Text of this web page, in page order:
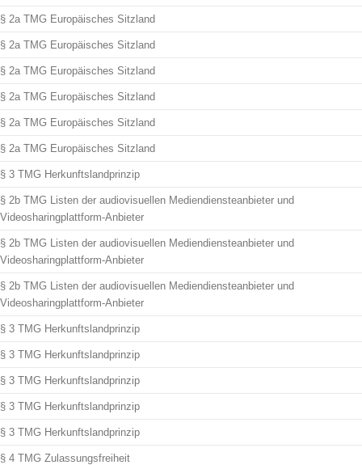
§ 2a TMG Europäisches Sitzland
§ 2a TMG Europäisches Sitzland
§ 2a TMG Europäisches Sitzland
§ 2a TMG Europäisches Sitzland
§ 2a TMG Europäisches Sitzland
§ 2a TMG Europäisches Sitzland
§ 3 TMG Herkunftslandprinzip
§ 2b TMG Listen der audiovisuellen Mediendiensteanbieter und
Videosharingplattform-Anbieter
§ 2b TMG Listen der audiovisuellen Mediendiensteanbieter und
Videosharingplattform-Anbieter
§ 2b TMG Listen der audiovisuellen Mediendiensteanbieter und
Videosharingplattform-Anbieter
§ 3 TMG Herkunftslandprinzip
§ 3 TMG Herkunftslandprinzip
§ 3 TMG Herkunftslandprinzip
§ 3 TMG Herkunftslandprinzip
§ 3 TMG Herkunftslandprinzip
§ 4 TMG Zulassungsfreiheit